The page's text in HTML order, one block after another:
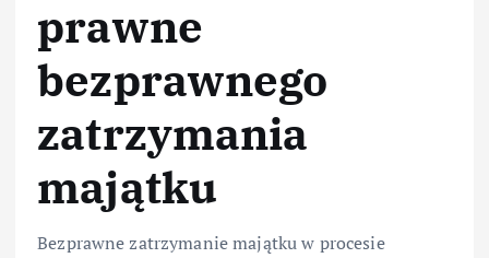
prawne
bezprawnego
zatrzymania
majątku
Bezprawne zatrzymanie majątku w procesie